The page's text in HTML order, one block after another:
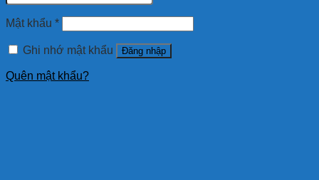
Mật khẩu *
Ghi nhớ mật khẩu Đăng nhập
Quên mật khẩu?